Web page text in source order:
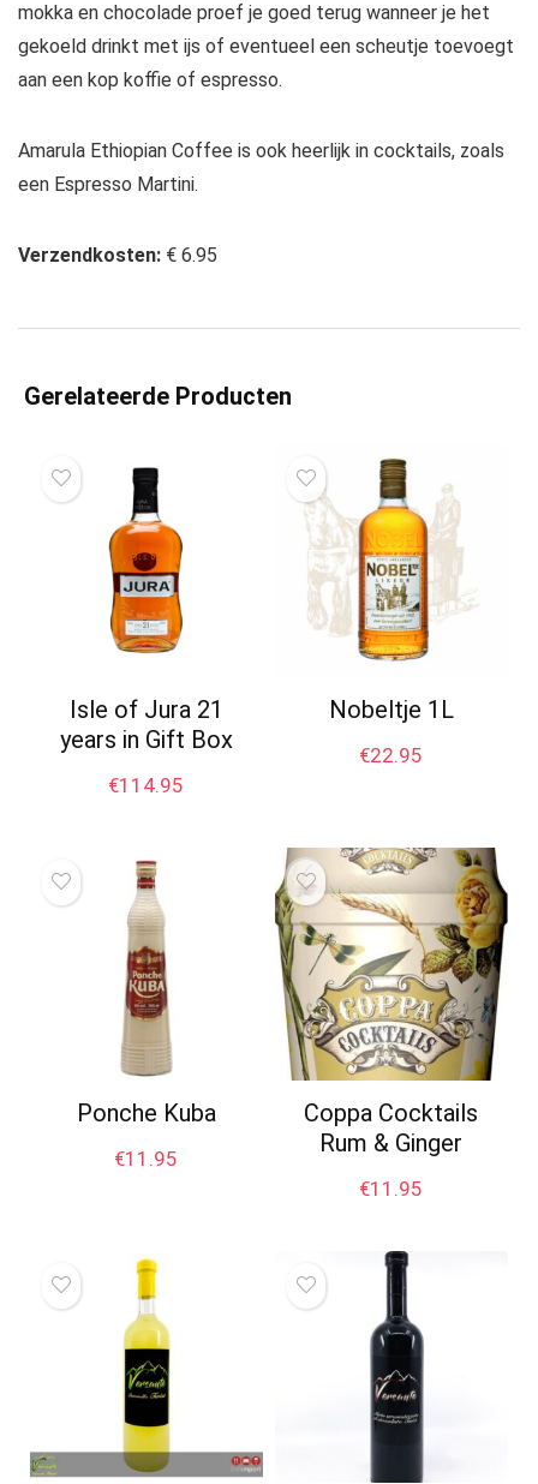
mokka en chocolade proef je goed terug wanneer je het
gekoeld drinkt met ijs of eventueel een scheutje toevoegt
aan een kop koffie of espresso.
Amarula Ethiopian Coffee is ook heerlijk in cocktails, zoals
een Espresso Martini.
Verzendkosten: € 6.95
Gerelateerde Producten
Isle of Jura 21
years in Gift Box
€114.95
Nobeltje 1L
€22.95
Ponche Kuba
€11.95
Coppa Cocktails
Rum & Ginger
€11.95